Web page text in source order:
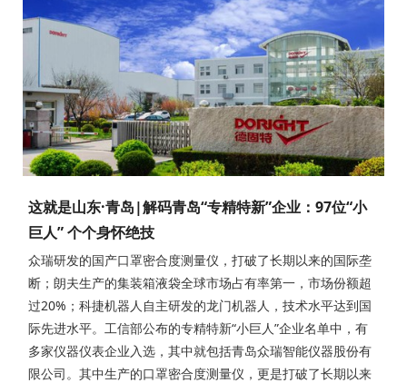
这就是山东·青岛|解码青岛“专精特新”企业：97位“小
巨人” 个个身怀绝技
众瑞研发的国产口罩密合度测量仪，打破了长期以来的国际垄
断；朗夫生产的集装箱液袋全球市场占有率第一，市场份额超
过20%；科捷机器人自主研发的龙门机器人，技术水平达到国
际先进水平。工信部公布的专精特新“小巨人”企业名单中，有
多家仪器仪表企业入选，其中就包括青岛众瑞智能仪器股份有
限公司。其中生产的口罩密合度测量仪，更是打破了长期以来